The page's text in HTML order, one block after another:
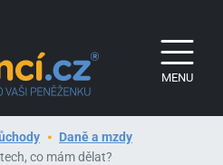
MENU
Daně a mzdy
co mám dělat?